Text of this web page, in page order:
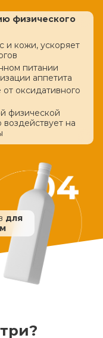
физического
и кожи, ускоряет
питании
аппетита
оксидативного
физической
воздействует на
для